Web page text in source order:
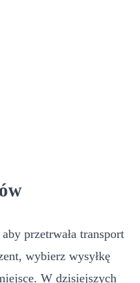
przetrwała transport
wybierz wysyłkę
W dzisiejszych